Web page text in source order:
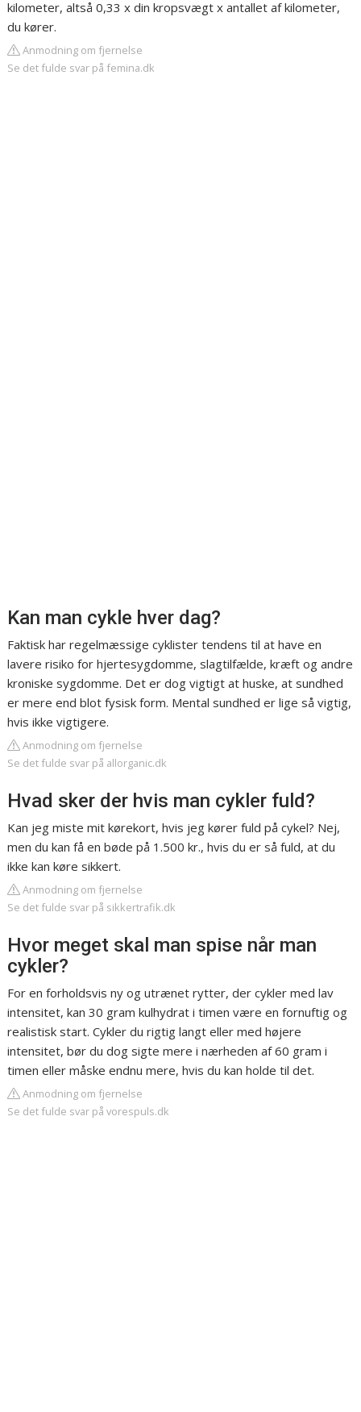
kilometer, altså 0,33 x din kropsvægt x antallet af kilometer,
du kører.
Anmodning om fjernelse
Se det fulde svar på femina.dk
Kan man cykle hver dag?
Faktisk har regelmæssige cyklister tendens til at have en
lavere risiko for hjertesygdomme, slagtilfælde, kræft og andre
kroniske sygdomme. Det er dog vigtigt at huske, at sundhed
er mere end blot fysisk form. Mental sundhed er lige så vigtig,
hvis ikke vigtigere.
Anmodning om fjernelse
Se det fulde svar på allorganic.dk
Hvad sker der hvis man cykler fuld?
Kan jeg miste mit kørekort, hvis jeg kører fuld på cykel? Nej,
men du kan få en bøde på 1.500 kr., hvis du er så fuld, at du
ikke kan køre sikkert.
Anmodning om fjernelse
Se det fulde svar på sikkertrafik.dk
Hvor meget skal man spise når man
cykler?
For en forholdsvis ny og utrænet rytter, der cykler med lav
intensitet, kan 30 gram kulhydrat i timen være en fornuftig og
realistisk start. Cykler du rigtig langt eller med højere
intensitet, bør du dog sigte mere i nærheden af 60 gram i
timen eller måske endnu mere, hvis du kan holde til det.
Anmodning om fjernelse
Se det fulde svar på vorespuls.dk